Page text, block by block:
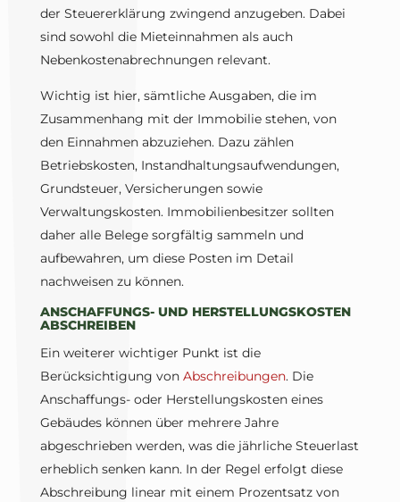
der Steuererklärung zwingend anzugeben. Dabei
sind sowohl die Mieteinnahmen als auch
Nebenkostenabrechnungen relevant.
Wichtig ist hier, sämtliche Ausgaben, die im
Zusammenhang mit der Immobilie stehen, von
den Einnahmen abzuziehen. Dazu zählen
Betriebskosten, Instandhaltungsaufwendungen,
Grundsteuer, Versicherungen sowie
Verwaltungskosten. Immobilienbesitzer sollten
daher alle Belege sorgfältig sammeln und
aufbewahren, um diese Posten im Detail
nachweisen zu können.
ANSCHAFFUNGS- UND HERSTELLUNGSKOSTEN
ABSCHREIBEN
Ein weiterer wichtiger Punkt ist die
Berücksichtigung von Abschreibungen. Die
Anschaffungs- oder Herstellungskosten eines
Gebäudes können über mehrere Jahre
abgeschrieben werden, was die jährliche Steuerlast
erheblich senken kann. In der Regel erfolgt diese
Abschreibung linear mit einem Prozentsatz von